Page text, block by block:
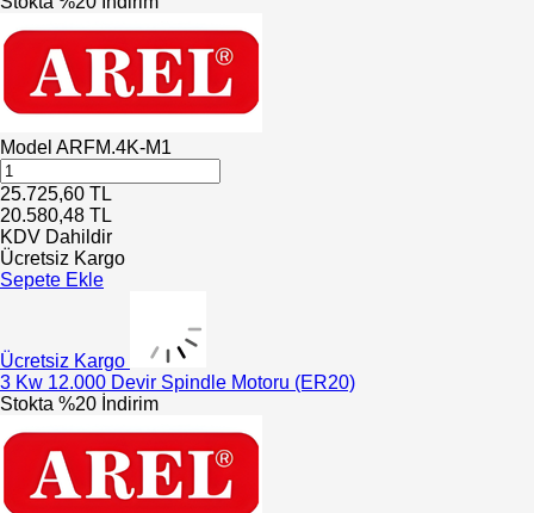
Model ARFM.4K-M1
25.725,60 TL
20.580,48 TL
KDV Dahildir
Ücretsiz Kargo
Sepete Ekle
Ücretsiz Kargo
3 Kw 12.000 Devir Spindle Motoru (ER20)
Stokta %20 İndirim